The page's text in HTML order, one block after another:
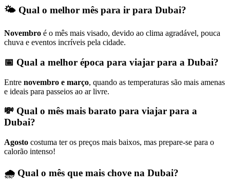
🌤️ Qual o melhor mês para ir para Dubai?
Novembro é o mês mais visado, devido ao clima agradável, pouca
chuva e eventos incríveis pela cidade.
📅 Qual a melhor época para viajar para a Dubai?
Entre novembro e março, quando as temperaturas são mais amenas
e ideais para passeios ao ar livre.
💸 Qual o mês mais barato para viajar para a
Dubai?
Agosto costuma ter os preços mais baixos, mas prepare-se para o
calorão intenso!
🌧️ Qual o mês que mais chove na Dubai?